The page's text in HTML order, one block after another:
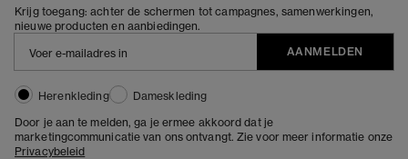
Krijg toegang: achter de schermen tot campagnes, samenwerkingen,
nieuwe producten en aanbiedingen.
AANMELDEN
Herenkleding
Dameskleding
Door je aan te melden, ga je ermee akkoord dat je
marketingcommunicatie van ons ontvangt. Zie voor meer informatie onze
Privacybeleid